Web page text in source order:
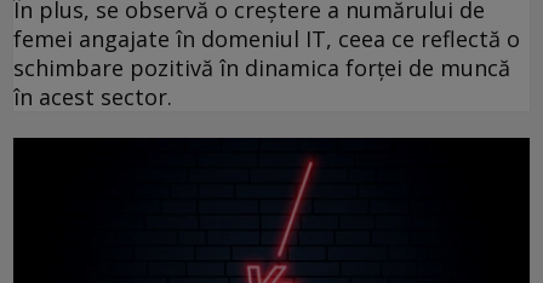
În plus, se observă o creștere a numărului de
femei angajate în domeniul IT, ceea ce reflectă o
schimbare pozitivă în dinamica forței de muncă
în acest sector.